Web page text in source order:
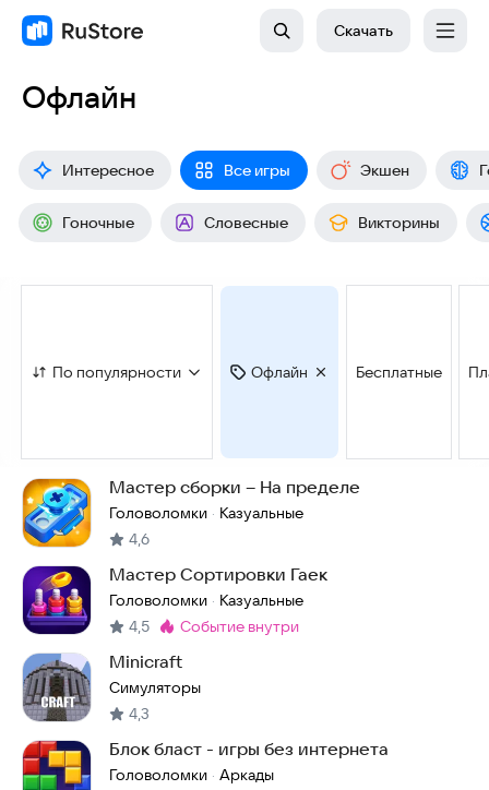
Скачать
Офлайн
Интересное Все игры Экшен
Гоночные Словесные Викторины
По популярности Офлайн Бесплатные
Мастер сборки – На пределе
Головоломки · Казуальные
4,6
Мастер Сортировки Гаек
Головоломки · Казуальные
4,5 Метка:
событие внутри
Minicraft
Симуляторы
4,3
Блок бласт - игры без интернета
Головоломки · Аркады